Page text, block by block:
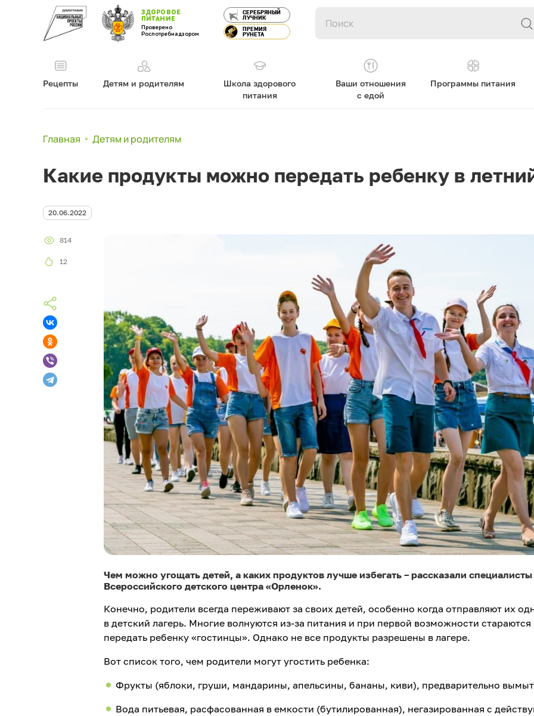
ЗДОРОВОЕ
ПИТАНИЕ
Проверено
Роспотребнадзором
СЕРЕБРЯНЫЙ
ЛУЧНИК
ПРЕМИЯ
РУНЕТА
Рецепты Детям и родителям
Школа здорового
питания
Ваши отношения
с едой
Программы питания
Главная Детям и родителям
Какие продукты можно передать ребенку в
20.06.2022
814
12
Чем можно угощать детей, а каких продуктов лучше избегать – рассказали специалисты
Всероссийского детского центра «Орленок».
Конечно, родители всегда переживают за своих детей, особенно когда отправляют их
в детский лагерь. Многие волнуются из-за питания и при первой возможности стараются
передать ребенку «гостинцы». Однако не все продукты разрешены в лагере.
Вот список того, чем родители могут угостить ребенка:
Фрукты (яблоки, груши, мандарины, апельсины, бананы, киви), предварительно
Вода питьевая, расфасованная в емкости (бутилированная), негазированная с